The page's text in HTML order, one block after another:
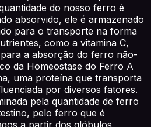
do nosso ferro é
absorvido, ele é armazenado
para o transporte na forma
como a vitamina C,
a absorção do ferro não-
da Homeostase do Ferro A
uma proteína que transporta
por diversos fatores.
pela quantidade de ferro
pelo ferro que é
a partir dos glóbulos